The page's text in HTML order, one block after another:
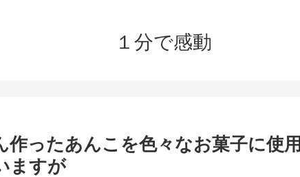
１分で感動
作ったあんこを色々なお菓子に使用
ますが